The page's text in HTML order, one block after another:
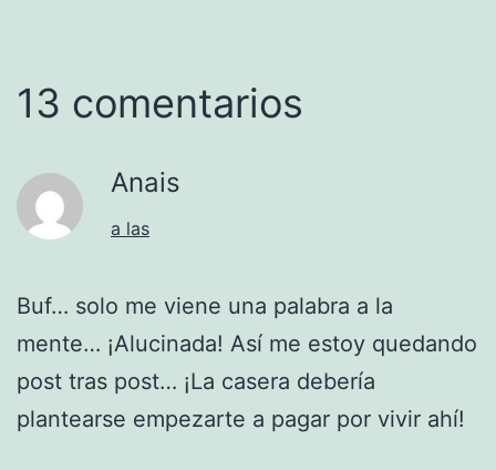
13 comentarios
Anais
a las
Buf… solo me viene una palabra a la
mente… ¡Alucinada! Así me estoy quedando
post tras post… ¡La casera debería
plantearse empezarte a pagar por vivir ahí!